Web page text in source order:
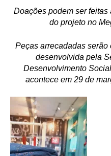
Doações podem ser
do projeto no
Peças arrecadadas
desenvolvida pela
Desenvolvimento
acontece em 29 de